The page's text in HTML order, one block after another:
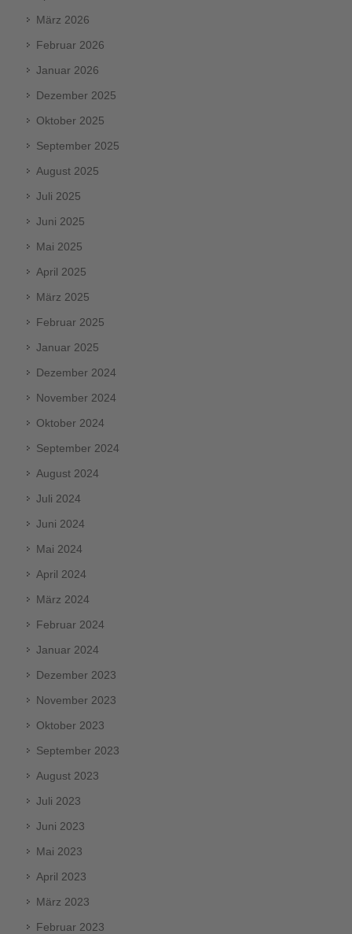
März 2026
Februar 2026
Januar 2026
Dezember 2025
Oktober 2025
September 2025
August 2025
Juli 2025
Juni 2025
Mai 2025
April 2025
März 2025
Februar 2025
Januar 2025
Dezember 2024
November 2024
Oktober 2024
September 2024
August 2024
Juli 2024
Juni 2024
Mai 2024
April 2024
März 2024
Februar 2024
Januar 2024
Dezember 2023
November 2023
Oktober 2023
September 2023
August 2023
Juli 2023
Juni 2023
Mai 2023
April 2023
März 2023
Februar 2023